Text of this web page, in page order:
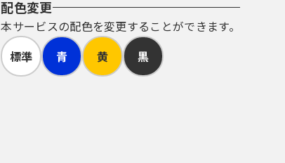
配色変更
本サービスの配色を変更することができます。
標準
青 黄 黒